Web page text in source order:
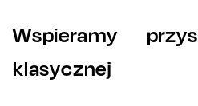
Wspieramy
klasycznej